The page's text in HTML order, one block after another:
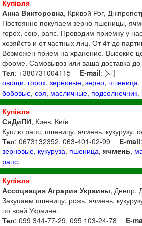
Купівля
Анна Викторовна, Кривой Рог,
Постоянно покупаем зерно пшеницы,
горох, сою, рапс. Проводим приемку у
хозяйств и от частных лиц. От 4т до
Возможен прием на хранение. Высокие
форме. Самовывоз или ваша доставка до
Тел: +380731004115 E-mail:
овощи, горох,зерновые,зерно, пшеница,
бобовые,соя, масличные, подсолнечник,
Купівля
СиДиПИ, Киев, Київ
Куплю рапс, пшеницу, ячмень, кукурузу,
Тел: 0673132352, 063-401-02-99 E-mail
зерновые, кукуруза, пшеница,ячмень,
рапс,
Купівля
Ассоциация Аграрии Украины, Днепр,
Закупаем пшеницу, рожь, ячмень,
по всей Украине.
Тел: 099 344-77-29, 095 103-24-78 E-